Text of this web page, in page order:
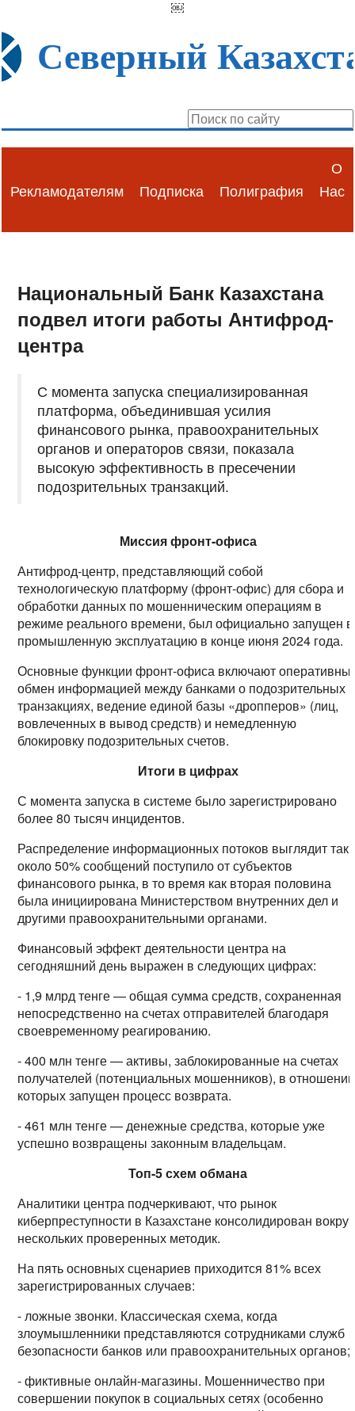
￼
Северный
Рекламодателям Подписка Полиграфия
О
Нас
Национальный Банк Казахстана
подвел итоги работы Антифрод-
центра
С момента запуска специализированная
платформа, объединившая усилия
финансового рынка, правоохранительных
органов и операторов связи, показала
высокую эффективность в пресечении
подозрительных транзакций.
Миссия фронт-офиса
Антифрод-центр, представляющий собой
технологическую платформу (фронт-офис) для сбора и
обработки данных по мошенническим операциям в
режиме реального времени, был официально запущен в
промышленную эксплуатацию в конце июня 2024 года.
Основные функции фронт-офиса включают
обмен информацией между банками о подозрительных
транзакциях, ведение единой базы «дропперов» (лиц,
вовлеченных в вывод средств) и немедленную
блокировку подозрительных счетов.
Итоги в цифрах
С момента запуска в системе было зарегистрировано
более 80 тысяч инцидентов.
Распределение информационных потоков выглядит так:
около 50% сообщений поступило от субъектов
финансового рынка, в то время как вторая половина
была инициирована Министерством внутренних дел и
другими правоохранительными органами.
Финансовый эффект деятельности центра на
сегодняшний день выражен в следующих цифрах:
- 1,9 млрд тенге — общая сумма средств, сохраненная
непосредственно на счетах отправителей благодаря
своевременному реагированию.
- 400 млн тенге — активы, заблокированные на счетах
получателей (потенциальных мошенников), в отношении
которых запущен процесс возврата.
- 461 млн тенге — денежные средства, которые уже
успешно возвращены законным владельцам.
Топ-5 схем обмана
Аналитики центра подчеркивают, что рынок
киберпреступности в Казахстане консолидирован вокруг
нескольких проверенных методик.
На пять основных сценариев приходится 81% всех
зарегистрированных случаев:
- ложные звонки. Классическая схема, когда
злоумышленники представляются сотрудниками служб
безопасности банков или правоохранительных органов;
- фиктивные онлайн-магазины. Мошенничество при
совершении покупок в социальных сетях (особенно